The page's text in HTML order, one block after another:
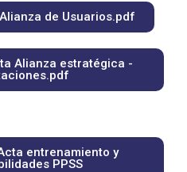
de Usuarios.pdf
Alianza estratégica -
entrenamiento y
PPSS​